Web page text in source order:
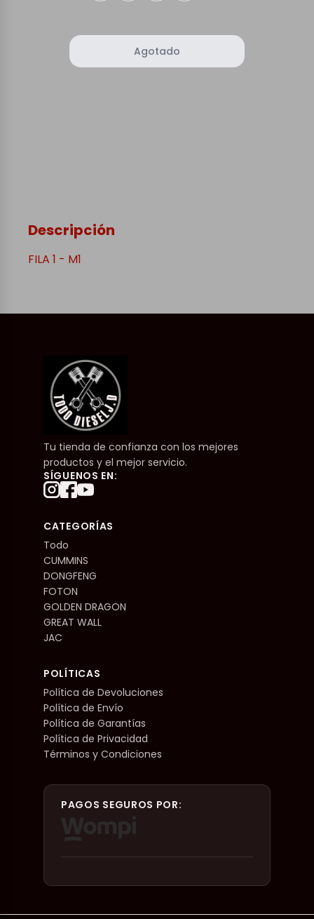
Agotado
Descripción
FILA 1 - M1
Tu tienda de confianza con los mejores
productos y el mejor servicio.
SÍGUENOS EN:
CATEGORÍAS
Todo
CUMMINS
DONGFENG
FOTON
GOLDEN DRAGON
GREAT WALL
JAC
POLÍTICAS
Política de Devoluciones
Política de Envío
Política de Garantías
Política de Privacidad
Términos y Condiciones
PAGOS SEGUROS POR: